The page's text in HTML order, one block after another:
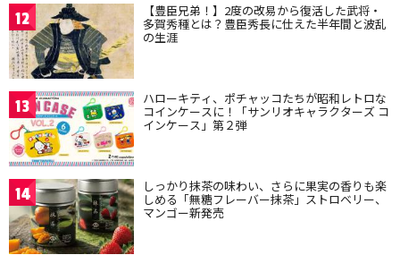
12 【豊臣兄弟！】2度の改易から復活した武将・
多賀秀種とは？豊臣秀長に仕えた半年間と波乱
の生涯
13 ハローキティ、ポチャッコたちが昭和レトロな
コインケースに！「サンリオキャラクターズ コ
インケース」第２弾
14 しっかり抹茶の味わい、さらに果実の香りも楽
しめる「無糖フレーバー抹茶」ストロベリー、
マンゴー新発売